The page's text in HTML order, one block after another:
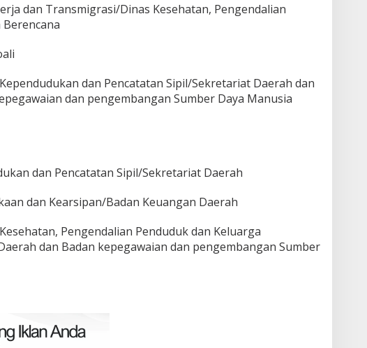
dan Transmigrasi/Dinas Kesehatan, Pengendalian
dan Pencatatan Sipil/Sekretariat Daerah dan
dan pengembangan Sumber Daya Manusia
dan Pencatatan Sipil/Sekretariat Daerah
dan Kearsipan/Badan Keuangan Daerah
Pengendalian Penduduk dan Keluarga
dan Badan kepegawaian dan pengembangan Sumber